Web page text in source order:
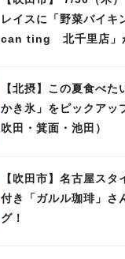
レイスに「野菜バイ
can ting 北千里店」
【北摂】この夏食べ
かき氷」をピックアッ
吹田・箕面・池田）
【吹田市】名古屋スタ
付き「ガルル珈琲」さ
グ！